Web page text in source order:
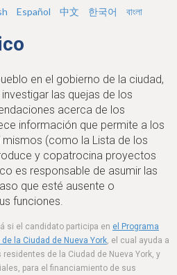
Español 中文 한국어 বাংলা
en el gobierno de la ciudad,
las quejas de los
acerca de los
información que permite a los
(como la Lista de los
y copatrocina proyectos
es responsable de asumir las
que esté ausente o
funciones.
si el candidato participa en el Programa
la Ciudad de Nueva York, el cual ayuda a
de la Ciudad de Nueva York, y
para el financiamiento de sus